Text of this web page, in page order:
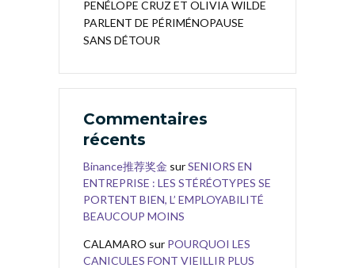
PENÉLOPE CRUZ ET OLIVIA WILDE
PARLENT DE PÉRIMÉNOPAUSE
SANS DÉTOUR
Commentaires
récents
Binance推荐奖金 surSENIORS EN
ENTREPRISE : LES STÉRÉOTYPES SE
PORTENT BIEN, L’ EMPLOYABILITÉ
BEAUCOUP MOINS
CALAMARO sur POURQUOI LES
CANICULES FONT VIEILLIR PLUS